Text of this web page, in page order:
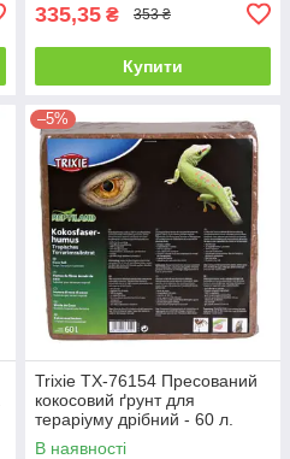
335,35 ₴ 353 ₴
Купити
–5%
Trixie TX-76154 Пресований
кокосовий ґрунт для
тераріуму дрібний - 60 л.
В наявності